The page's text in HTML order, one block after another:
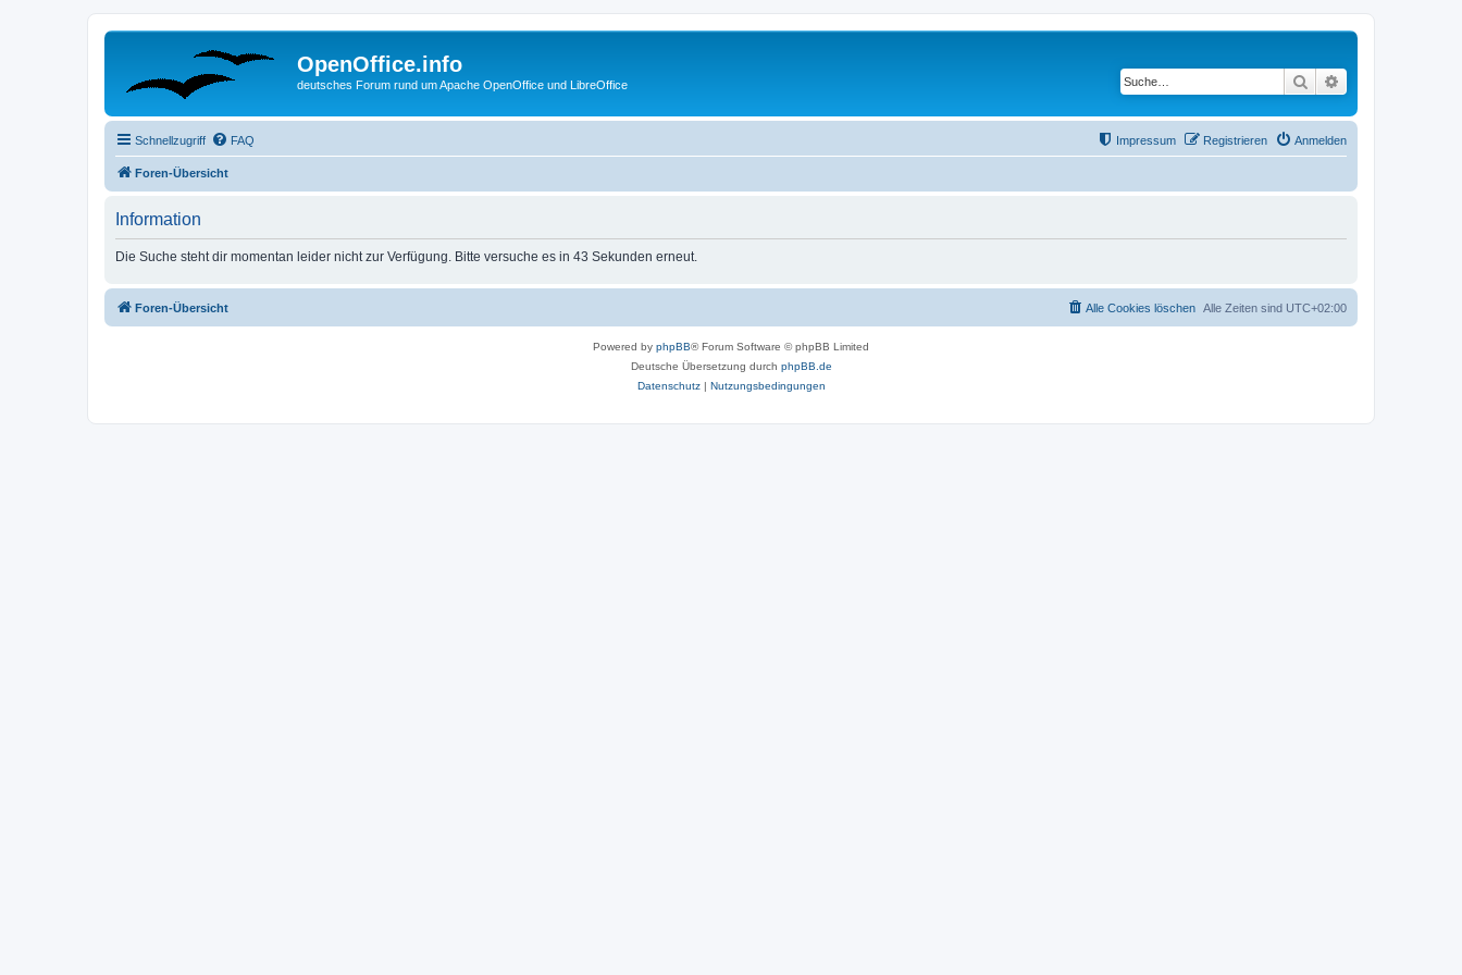
OpenOffice.info
deutsches Forum rund um Apache OpenOffice und LibreOffice Suche
Schnellzugriff FAQ Anmelden
Registrieren
Impressum
Foren-Übersicht
Information
Die Suche steht dir momentan leider nicht zur Verfügung. Bitte versuche es in 43 Sekunden erneut.
Foren-Übersicht Alle Zeiten sind UTC+02:00
Alle Cookies löschen
Powered by phpBB® Forum Software © phpBB Limited
Deutsche Übersetzung durch phpBB.de
Datenschutz| Nutzungsbedingungen